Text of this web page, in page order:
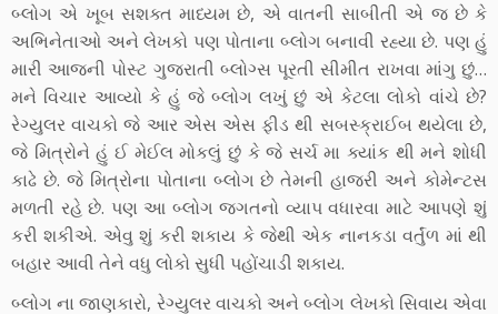
બ્લોગ એ ખૂબ સશક્ત માધ્યમ છે, એ વાતની સાબીતી એ જ છે કે
અભિનેતાઓ અને લેખકો પણ પોતાના બ્લોગ બનાવી રહ્યા છે. પણ હું
મારી આજની પોસ્ટ ગુજરાતી બ્લોગ્સ પૂરતી સીમીત રાખવા માંગુ છું…
મને વિચાર આવ્યો કે હું જે બ્લોગ લખું છું એ કેટલા લોકો વાંચે છે?
રેગ્યુલર વાચકો જે આર એસ એસ ફીડ થી સબસ્ક્રાઈબ થયેલા છે,
જે મિત્રોને હું ઈ મેઈલ મોકલું છું કે જે સર્ચ મા ક્યાંક થી મને શોધી
કાઢે છે. જે મિત્રોના પોતાના બ્લોગ છે તેમની હાજરી અને કોમેન્ટસ
મળતી રહે છે. પણ આ બ્લોગ જગતનો વ્યાપ વધારવા માટે આપણે શું
કરી શકીએ. એવુ શું કરી શકાય કે જેથી એક નાનકડા વર્તુંળ માં થી
બહાર આવી તેને વધુ લોકો સુધી પહોંચાડી શકાય.
બ્લોગ ના જાણકારો, રેગ્યુલર વાચકો અને બ્લોગ લેખકો સિવાય એવા